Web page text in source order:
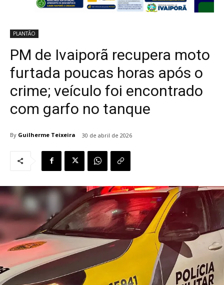
PLANTÃO
PM de Ivaiporã recupera moto
furtada poucas horas após o
crime; veículo foi encontrado
com garfo no tanque
By Guilherme Teixeira 30 de abril de 2026